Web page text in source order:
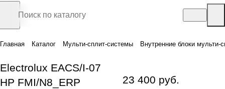
Главная Каталог Мульти-сплит-системы Внутренние блоки мульти-
Electrolux EACS/I-07
HP FMI/N8_ERP
23 400 руб.